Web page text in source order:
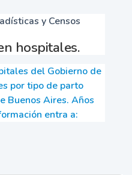
y Censos
hospitales.
del Gobierno de
por tipo de parto
Buenos Aires. Años
entra a: